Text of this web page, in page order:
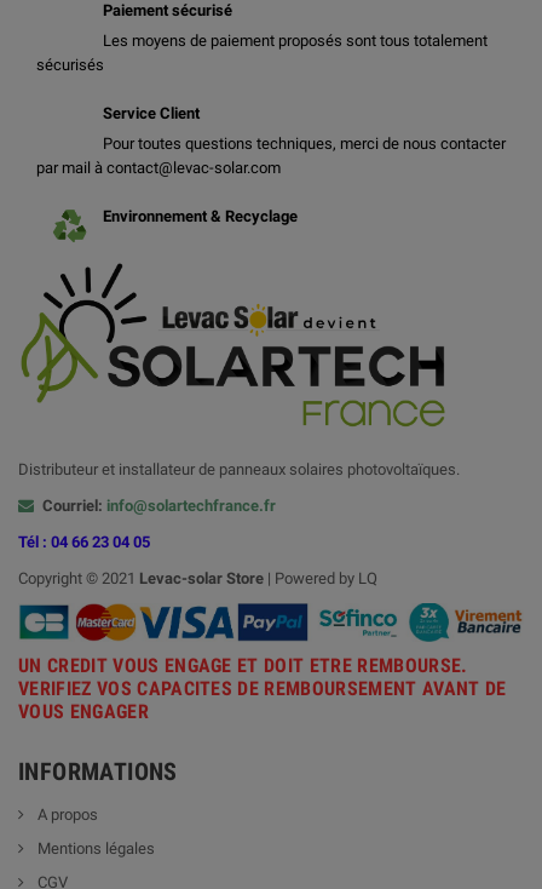
Paiement sécurisé
Les moyens de paiement proposés sont tous totalement
sécurisés
Service Client
Pour toutes questions techniques, merci de nous contacter
par mail à contact@levac-solar.com
Environnement & Recyclage
Distributeur et installateur de panneaux solaires photovoltaïques.
Courriel: info@solartechfrance.fr
Tél : 04 66 23 04 05
Copyright © 2021 Levac-solar Store | Powered by LQ
UN CREDIT VOUS ENGAGE ET DOIT ETRE REMBOURSE.
VERIFIEZ VOS CAPACITES DE REMBOURSEMENT AVANT DE
VOUS ENGAGER
INFORMATIONS
A propos
Mentions légales
CGV